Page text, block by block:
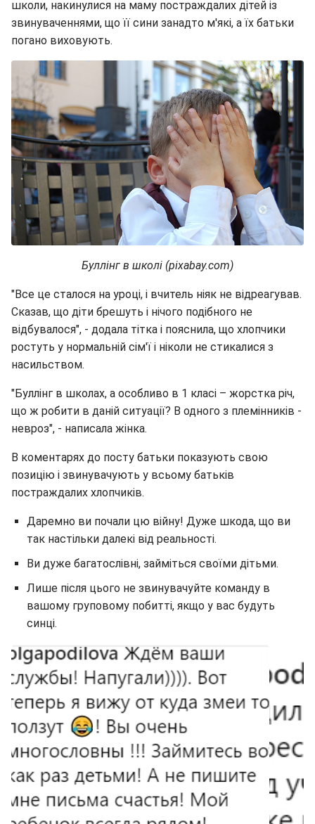
школи, накинулися на маму постраждалих дітей із
звинуваченнями, що її сини занадто м'які, а їх батьки
погано виховують.
Буллінг в школі (pixabay.com)
"Все це сталося на уроці, і вчитель ніяк не відреагував.
Сказав, що діти брешуть і нічого подібного не
відбувалося", - додала тітка і пояснила, що хлопчики
ростуть у нормальній сім'ї і ніколи не стикалися з
насильством.
"Буллінг в школах, а особливо в 1 класі – жорстка річ,
що ж робити в даній ситуації? В одного з племінників -
невроз", - написала жінка.
В коментарях до посту батьки показують свою
позицію і звинувачують у всьому батьків
постраждалих хлопчиків.
Даремно ви почали цю війну! Дуже шкода, що ви
так настільки далекі від реальності.
Ви дуже багатослівні, займіться своїми дітьми.
Лише після цього не звинувачуйте команду в
вашому груповому побитті, якщо у вас будуть
синці.